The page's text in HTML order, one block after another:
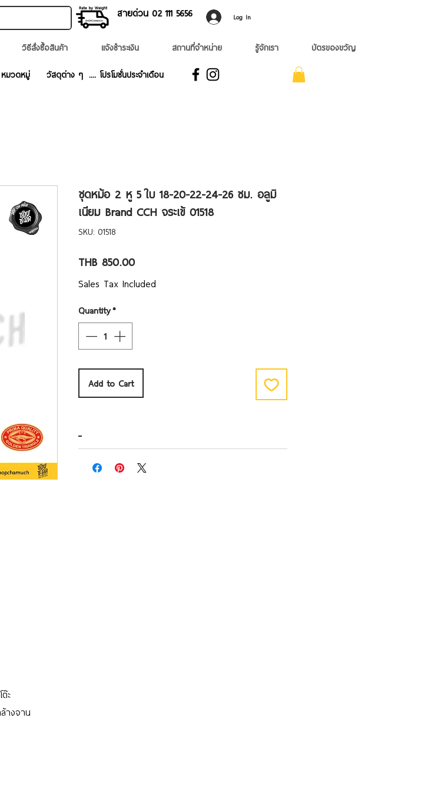
สายด่วน 02 ​111 5656 Log In
วิธีสั่งซื้อสินค้า แจ้งชำระเงิน สถานที่จำหน่าย รู้จักเรา บัตรของขวัญ
หมวดหมู่ วัสดุต่าง ๆ .... โปรโมชั่นประจำเดือน
ะ
างจาน
ชุดหม้อ 2 หู 5 ใบ 18-20-22-24-26 ซม. อลูมิ
เนียม Brand CCH จระเข้ 01518
SKU: 01518
THB 850.00Price
Sales Tax Included
Quantity*
Add to Cart